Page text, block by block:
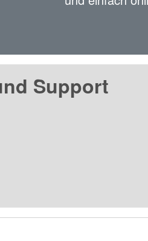
Support